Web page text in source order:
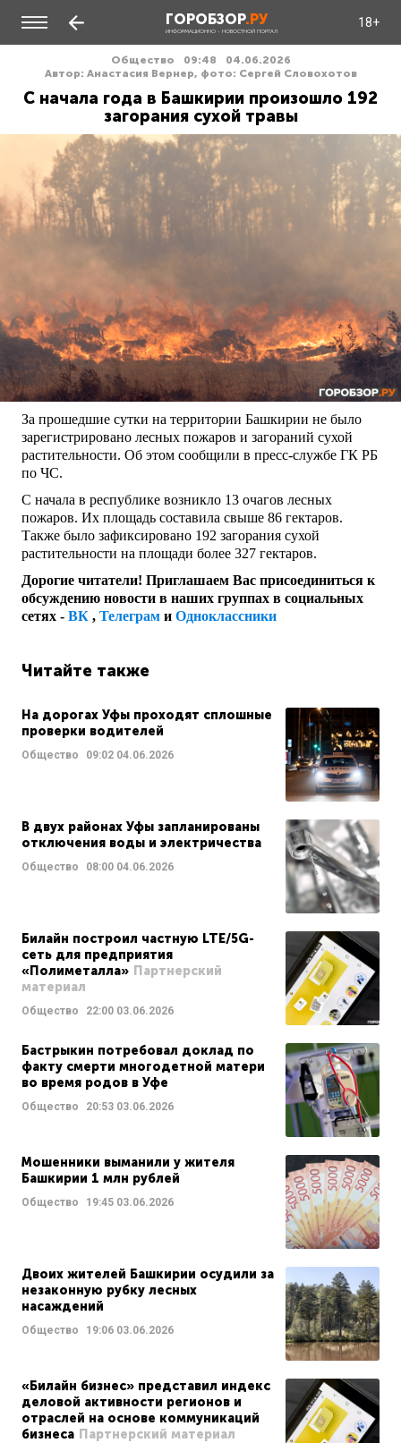
ГОРОБЗОР.РУ
ИНФОРМАЦИОННО - НОВОСТНОЙ ПОРТАЛ
18+
Общество 09:48
04.06.2026
Автор: Анастасия Вернер, фото: Сергей Словохотов
С начала года в Башкирии произошло 192
загорания сухой травы
За прошедшие сутки на территории Башкирии не было
зарегистрировано лесных пожаров и загораний сухой
растительности. Об этом сообщили в пресс-службе ГК РБ
по ЧС.
С начала в республике возникло 13 очагов лесных
пожаров. Их площадь составила свыше 86 гектаров.
Также было зафиксировано 192 загорания сухой
растительности на площади более 327 гектаров.
Дорогие читатели! Приглашаем Вас присоединиться к
обсуждению новости в наших группах в социальных
сетях - ВК , Телеграм и Одноклассники
Читайте также
На дорогах Уфы проходят сплошные
проверки водителей
Общество 09:02 04.06.2026
В двух районах Уфы запланированы
отключения воды и электричества
Общество 08:00 04.06.2026
Билайн построил частную LTE/5G-
сеть для предприятия
«Полиметалла» Партнерский
материал
Общество 22:00 03.06.2026
Бастрыкин потребовал доклад по
факту смерти многодетной матери
во время родов в Уфе
Общество 20:53 03.06.2026
Мошенники выманили у жителя
Башкирии 1 млн рублей
Общество 19:45 03.06.2026
Двоих жителей Башкирии осудили за
незаконную рубку лесных
насаждений
Общество 19:06 03.06.2026
«Билайн бизнес» представил индекс
деловой активности регионов и
отраслей на основе коммуникаций
бизнеса Партнерский материал